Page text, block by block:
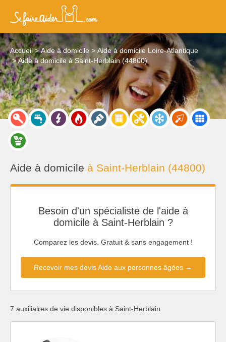
Accueil Aide à domicile
Aide à domicile Loire-Atlantique
Aide à domicile à Saint-Herblain (44800)
Aide à domicile à Saint-Herblain (44800)
Besoin d'un spécialiste de l'aide à
domicile à Saint-Herblain ?
Comparez les devis. Gratuit & sans engagement !
Recevoir mes devis Aide aux personnes âgées →
7 auxiliaires de vie disponibles à Saint-Herblain